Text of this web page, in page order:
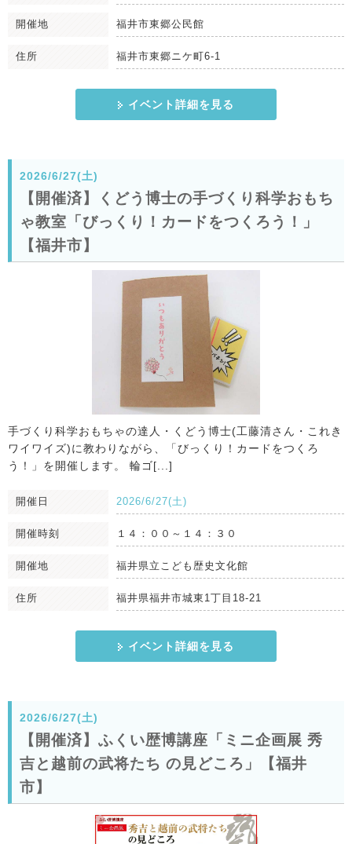
開催地 福井市東郷公民館
住所 福井市東郷ニケ町6-1
イベント詳細を見る
2026/6/27(土)
【開催済】くどう博士の手づくり科学おもち
ゃ教室「びっくり！カードをつくろう！」
【福井市】
⼿づくり科学おもちゃの達⼈・くどう博⼠(⼯藤清さん・これき
ワイワイズ)に教わりながら、「びっくり！カードをつくろ
う！」を開催します。 輪ゴ[...]
開催日 2026/6/27(土)
開催時刻 １４：００～１４：３０
開催地 福井県立こども歴史文化館
住所 福井県福井市城東1丁目18-21
イベント詳細を見る
2026/6/27(土)
【開催済】ふくい歴博講座「ミニ企画展 秀
吉と越前の武将たち の見どころ」【福井
市】